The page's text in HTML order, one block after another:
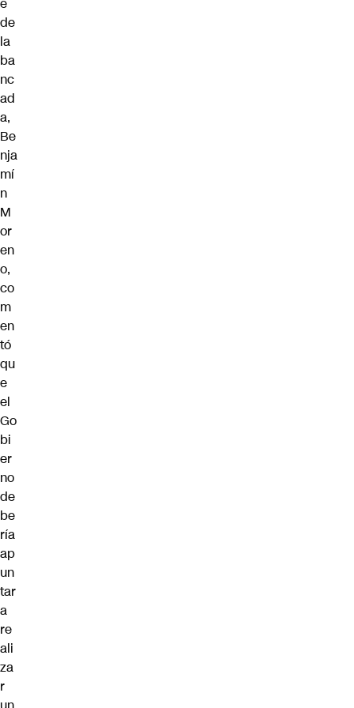
de
la
ba
nc
ad
a,
Be
nja
mí
n
M
or
en
o,
co
m
en
tó
qu
e
el
Go
bi
er
no
de
be
ría
ap
un
tar
a
re
ali
za
r